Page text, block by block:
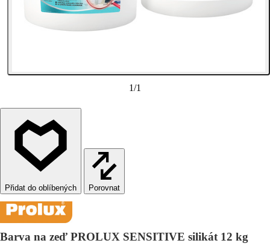
1/1
Porovnat
Barva na zeď PROLUX SENSITIVE silikát 12 kg